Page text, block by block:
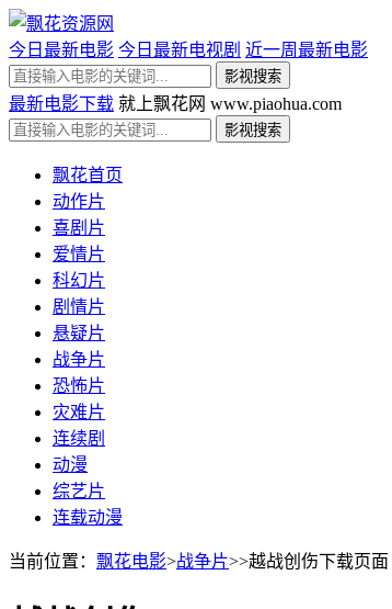
今日最新电影 今日最新电视剧 近一周最新电影
最新电影下载 就上飘花网 www.piaohua.com
飘花首页
动作片
喜剧片
爱情片
科幻片
剧情片
悬疑片
战争片
恐怖片
灾难片
连续剧
动漫
综艺片
连载动漫
当前位置： 飘花电影>战争片>>越战创伤下载页面